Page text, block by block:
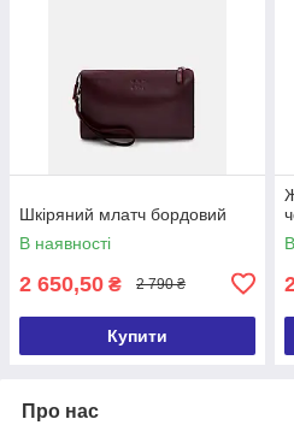
Шкіряний млатч бордовий
В наявності
2 650,50 ₴ 2 790 ₴
Купити
Про нас